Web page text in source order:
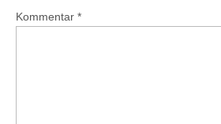
Kommentar *